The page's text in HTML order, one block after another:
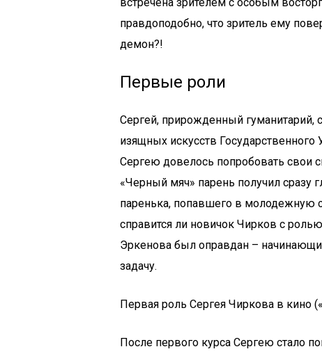
правдоподобно, что зритель ему
демон?!
Первые роли
Сергей, прирожденный гуманитарий,
изящных искусств
Сергею довелось попробовать свои
«Черный мяч» парень получил сразу
паренька, попавшего в молодежную
справится ли новичок Чирков с
Эркенова был оправдан –
задачу.
Первая роль Сергея Чиркова в кино
После первого курса Сергею стало